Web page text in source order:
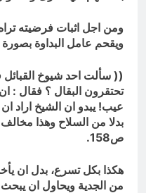
ومن اجل اثبات فرضيته
ويقحم عامل البداوة
(( سألت احد شيوخ القبائل
تحتقرون البقال ؟ فقال :
عيب! يبدو ان الشيخ اراد
بدلا من السلاح وهذا
ص158.
هكذا بكل تسرع، بدل ان
من الجدية ويحاول ان يبحث